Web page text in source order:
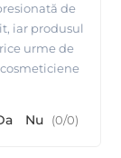
de
iar produsul
urme de
Nu (0/0)